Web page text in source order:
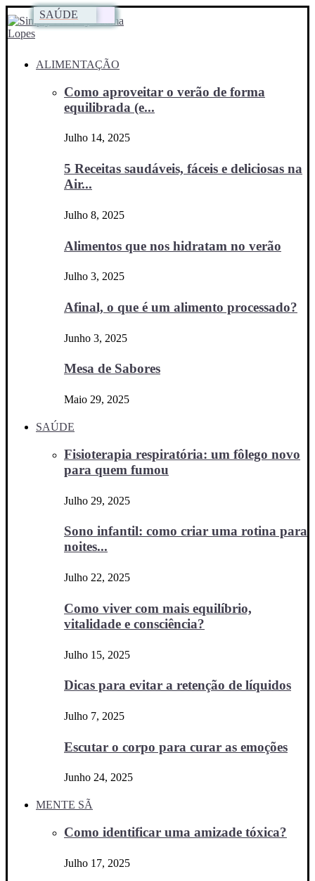
ALIMENTAÇÃO
Como aproveitar o verão de forma
equilibrada (e...
Julho 14, 2025
5 Receitas saudáveis, fáceis e deliciosas na
Air...
Julho 8, 2025
Alimentos que nos hidratam no verão
Julho 3, 2025
Afinal, o que é um alimento processado?
Junho 3, 2025
Mesa de Sabores
Maio 29, 2025
SAÚDE
Fisioterapia respiratória: um fôlego novo
para quem fumou
Julho 29, 2025
Sono infantil: como criar uma rotina para
noites...
Julho 22, 2025
Como viver com mais equilíbrio,
vitalidade e consciência?
Julho 15, 2025
Dicas para evitar a retenção de líquidos
Julho 7, 2025
Escutar o corpo para curar as emoções
Junho 24, 2025
MENTE SÃ
Como identificar uma amizade tóxica?
Julho 17, 2025
MENTE SÃ
MENTE SÃ
MENTE SÃ
MENTE SÃ
MENTE SÃ
SAÚDE